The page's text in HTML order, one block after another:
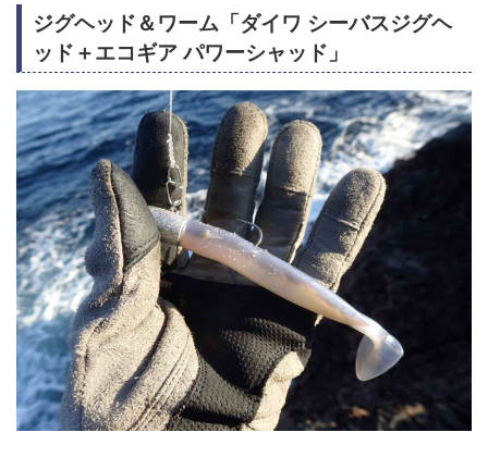
ジグヘッド＆ワーム「ダイワ シーバスジグヘ
ッド＋エコギア パワーシャッド」